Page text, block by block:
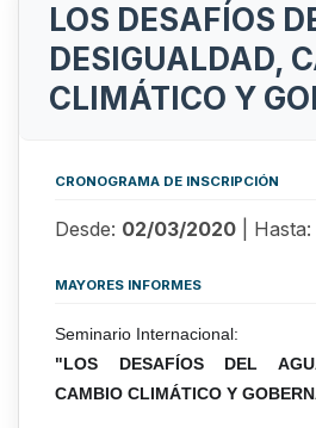
LOS DESAFÍOS
DESIGUALDAD,
CLIMÁTICO Y
CRONOGRAMA DE INSCRIPCIÓN
Desde: 02/03/2020 | Hasta:
MAYORES INFORMES
Seminario Internacional:
"LOS DESAFÍOS DEL
CAMBIO CLIMÁTICO Y